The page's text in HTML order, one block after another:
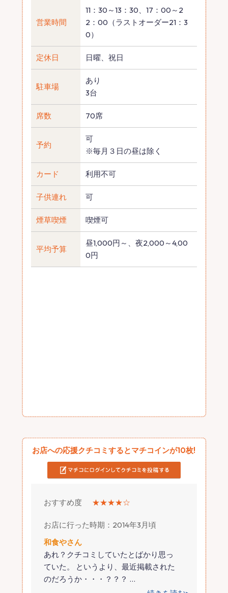
営業時間
11：30～13：30、17：00～2
2：00（ラストオーダー21：3
0）
定休日 日曜、祝日
駐車場
あり
3台
席数 70席
予約
可
※毎月３日の昼は除く
カード 利用不可
子供連れ 可
煙草喫煙 喫煙可
平均予算
昼1,000円～、夜2,000～4,00
0円
お店への応援クチコミするとマチコインが10枚!
おすすめ度 ★★★★☆
お店に行った時期：2014年3月頃
和食やさん
あれ？クチコミしていたとばかり思っ
ていた。 というより、最近掲載された
のだろうか・・・？？？ …